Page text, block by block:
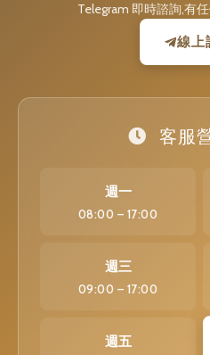
Telegram 即時諮詢,有
線上
客服
週一
08:00 – 17:00
週三
09:00 – 17:00
週五